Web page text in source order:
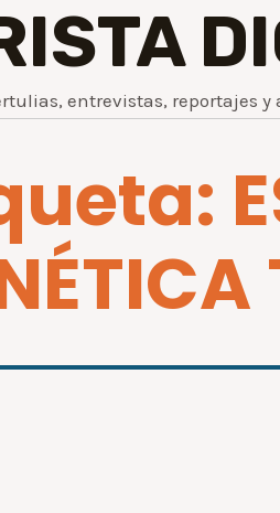
entrevistas, reportajes y